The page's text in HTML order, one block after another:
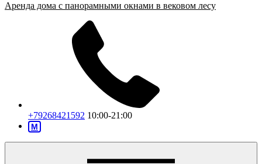
Аренда дома с панорамными окнами в вековом лесу
+79268421592 10:00-21:00
M